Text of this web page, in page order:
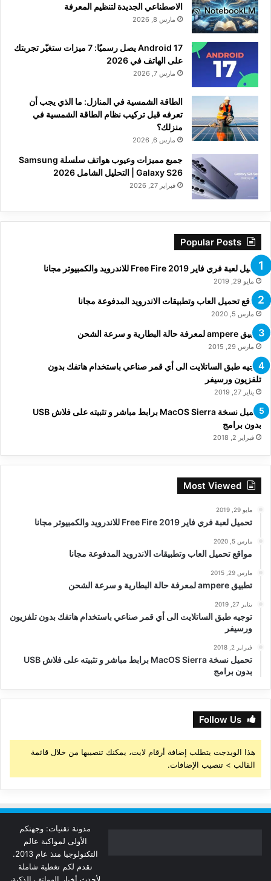
الاصطناعي الجديدة لتنظيم المعرفة
مارس 8, 2026
Android 17 يصل رسميًا: 7 ميزات ستغيّر تجربتك
على الهاتف في 2026
مارس 7, 2026
الطاقة الشمسية في المنازل: ما الذي يجب أن
تعرفه قبل تركيب نظام الطاقة الشمسية في
منزلك؟
مارس 6, 2026
جميع مميزات وعيوب هواتف سلسلة Samsung
Galaxy S26 | التحليل الشامل 2026
فبراير 27, 2026
Popular Posts
تحميل لعبة فري فاير Free Fire 2019 للاندرويد والكمبيوتر مجانا
مايو 29, 2019
مواقع تحميل العاب وتطبيقات الاندرويد المدفوعة مجانا
مارس 5, 2020
تطبيق ampere لمعرفة حالة البطارية و سرعة الشحن
مارس 29, 2015
توجيه طبق الساتلايت الى أي قمر صناعي باستخدام هاتفك بدون
تلفزيون ورسيفر
يناير 27, 2019
تحميل نسخة MacOS Sierra برابط مباشر و تثبيته على فلاش USB
بدون برامج
فبراير 2, 2018
Most Viewed
مايو 29, 2019
تحميل لعبة فري فاير Free Fire 2019 للاندرويد والكمبيوتر مجانا
مارس 5, 2020
مواقع تحميل العاب وتطبيقات الاندرويد المدفوعة مجانا
مارس 29, 2015
تطبيق ampere لمعرفة حالة البطارية و سرعة الشحن
يناير 27, 2019
توجيه طبق الساتلايت الى أي قمر صناعي باستخدام هاتفك بدون تلفزيون
ورسيفر
فبراير 2, 2018
تحميل نسخة MacOS Sierra برابط مباشر و تثبيته على فلاش USB
بدون برامج
Follow Us
هذا الويدجت يتطلب إضافة أرقام لايت، يمكنك تنصيبها من خلال قائمة
القالب > تنصيب الإضافات.
مدونة تقنيات: وجهتكم
الأولى لمواكبة عالم
التكنولوجيا منذ عام 2013.
نقدم لكم تغطية شاملة